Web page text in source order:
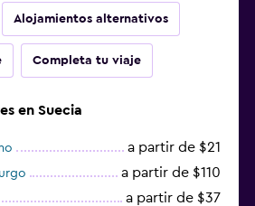
Alojamientos alternativos
Completa tu viaje
en Suecia
a partir de $21
a partir de $110
a partir de $37